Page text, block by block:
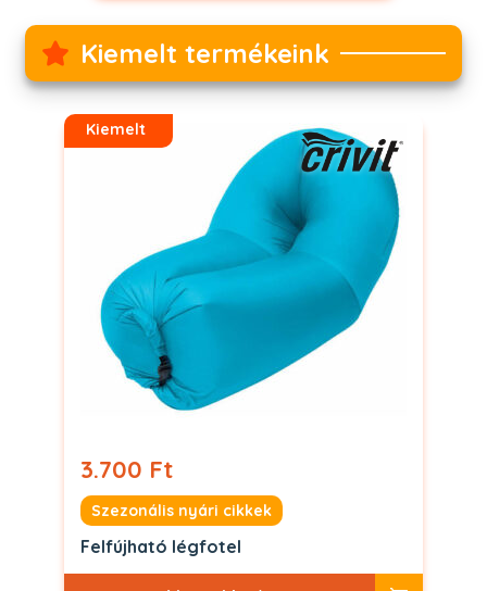
Kiemelt termékeink
Kiemelt
3.700 Ft
Szezonális nyári cikkek
Felfújható légfotel